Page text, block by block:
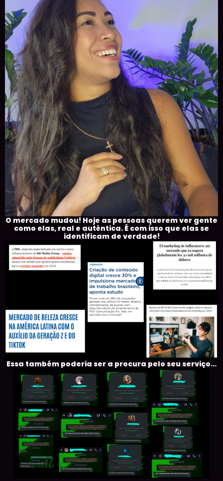
O mercado mudou! Hoje as pessoas querem ver gente
como elas, real e autêntica. É com isso que elas se
identificam de verdade!
Essa também poderia ser a procura pelo seu serviço...